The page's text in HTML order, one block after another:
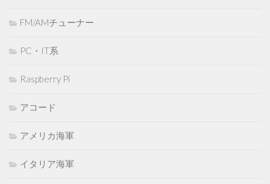
FM/AMチューナー
PC・IT系
Raspberry Pi
アコード
アメリカ海軍
イタリア海軍